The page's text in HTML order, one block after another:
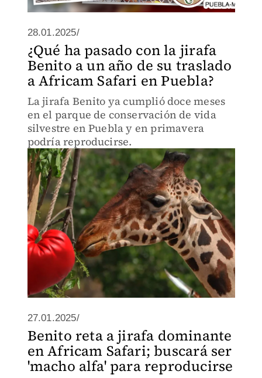
28.01.2025/
¿Qué ha pasado con la jirafa
Benito a un año de su traslado
a Africam Safari en Puebla?
La jirafa Benito ya cumplió doce meses
en el parque de conservación de vida
silvestre en Puebla y en primavera
podría reproducirse.
27.01.2025/
Benito reta a jirafa dominante
en Africam Safari; buscará ser
'macho alfa' para reproducirse